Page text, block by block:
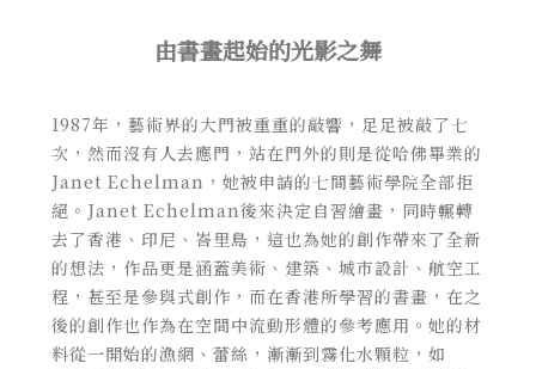
由書畫起始的光影之舞
1987年，藝術界的大門被重重的敲響，足足被敲了七
次，然而沒有人去應門，站在門外的則是從哈佛畢業的
Janet Echelman，她被申請的七間藝術學院全部拒
絕。Janet Echelman後來決定自習繪畫，同時輾轉
去了香港、印尼、 峇里島， 這也為她的創作帶來了全新
的想法，作品更是涵蓋美術、建築、城市設計、航空工
程，甚至是參與式創作， 而在香港所學習的書畫 ，在之
後的創作也作為在空間中流動形體的參考應用。她的材
料從一開始的漁網、蕾絲，漸漸到霧化水顆粒，如